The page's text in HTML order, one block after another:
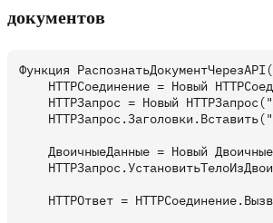
документов
Функция
HTTPСоединение = Новый
HTTPЗапрос = Новый
ДвоичныеДанные = Новый
HTTPОтвет =